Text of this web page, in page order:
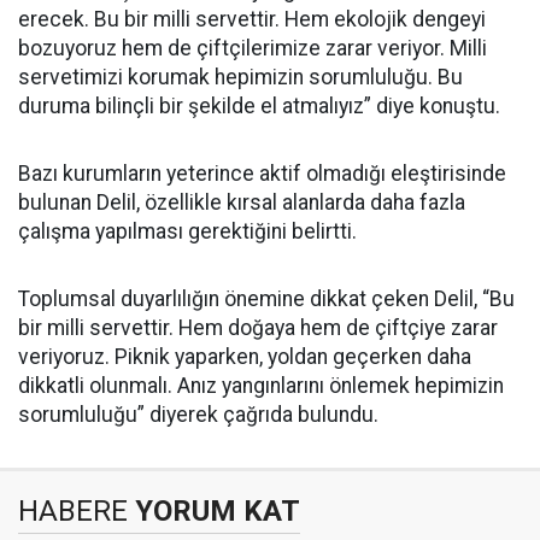
erecek. Bu bir milli servettir. Hem ekolojik dengeyi
bozuyoruz hem de çiftçilerimize zarar veriyor. Milli
servetimizi korumak hepimizin sorumluluğu. Bu
duruma bilinçli bir şekilde el atmalıyız” diye konuştu.
Bazı kurumların yeterince aktif olmadığı eleştirisinde
bulunan Delil, özellikle kırsal alanlarda daha fazla
çalışma yapılması gerektiğini belirtti.
Toplumsal duyarlılığın önemine dikkat çeken Delil, “Bu
bir milli servettir. Hem doğaya hem de çiftçiye zarar
veriyoruz. Piknik yaparken, yoldan geçerken daha
dikkatli olunmalı. Anız yangınlarını önlemek hepimizin
sorumluluğu” diyerek çağrıda bulundu.
HABERE YORUM KAT